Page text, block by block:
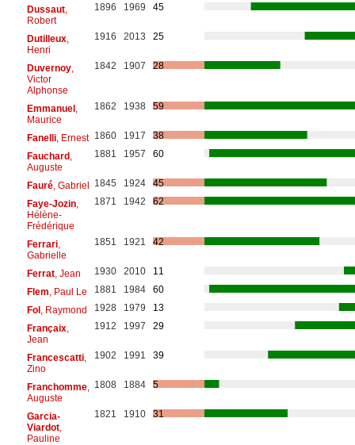
Dussaut,
Robert
1896 1969 45
Dutilleux,
Henri
1916 2013 25
Duvernoy,
Victor
Alphonse
1842 1907 28
Emmanuel,
Maurice
1862 1938 59
Fanelli, Ernest 1860 1917
38
Fauchard,
Auguste
1881 1957 60
Fauré, Gabriel 1845 1924
45
Faye-Jozin,
Hélène-
Frédérique
1871 1942 62
Ferrari,
Gabrielle
1851 1921 42
Ferrat, Jean 1930 2010
11
Flem , Paul Le 1881 1984
60
Fol, Raymond 1928 1979
13
Françaix,
Jean
1912 1997 29
Francescatti,
Zino
1902 1991 39
Franchomme,
Auguste
1808 1884 5
Garcia-
Viardot,
Pauline
1821 1910 31